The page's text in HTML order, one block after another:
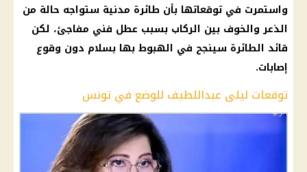
واستمرت في توقعاتها بأن طائرة مدنية ستواجه حالة من
الذعر والخوف بين الركاب بسبب عطل فني مفاجئ، لكن
قائد الطائرة سينجح في الهبوط بها بسلام دون وقوع
إصابات.
توقعات ليلى عبداللطيف للوضع في تونس